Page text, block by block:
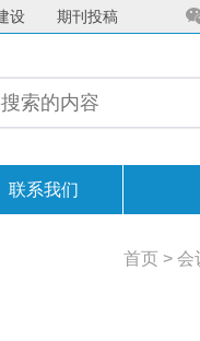
设 期刊投稿
联系我们
首页 > 会